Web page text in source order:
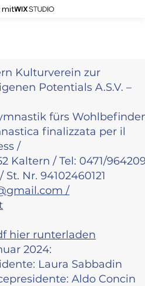
mit
Kulturverein zur
Potentials A.S.V. –
fürs
finalizzata per il
/
Kaltern / Tel: 0471/
St. Nr. 94102460121
/
hier runterladen
2024:
Laura Sabbadin
Aldo Concin